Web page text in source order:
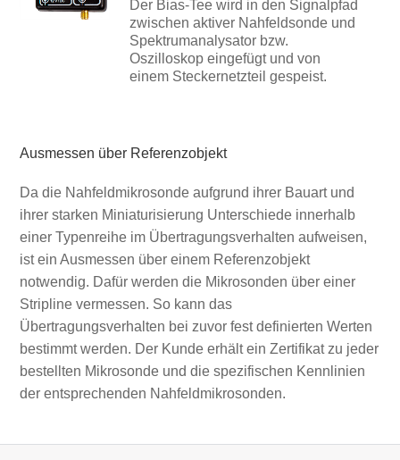
Der Bias-Tee wird in den Signalpfad
zwischen aktiver Nahfeldsonde und
Spektrumanalysator bzw.
Oszilloskop eingefügt und von
einem Steckernetzteil gespeist.
Ausmessen über Referenzobjekt
Da die Nahfeldmikrosonde aufgrund ihrer Bauart und
ihrer starken Miniaturisierung Unterschiede innerhalb
einer Typenreihe im Übertragungsverhalten aufweisen,
ist ein Ausmessen über einem Referenzobjekt
notwendig. Dafür werden die Mikrosonden über einer
Stripline vermessen. So kann das
Übertragungsverhalten bei zuvor fest definierten Werten
bestimmt werden. Der Kunde erhält ein Zertifikat zu jeder
bestellten Mikrosonde und die spezifischen Kennlinien
der entsprechenden Nahfeldmikrosonden.